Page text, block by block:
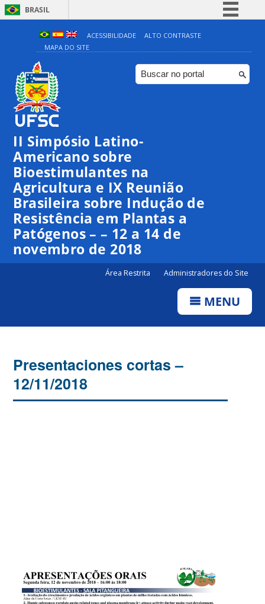
BRASIL
Simplifique!
Comunica BR
Participe
ACESSIBILIDADE
ALTO CONTRASTE
MAPA DO SITE
II Simpósio Latino-
Americano sobre
Bioestimulantes na
Agricultura e IX Reunião
Brasileira sobre Indução de
Resistência em Plantas a
Patógenos – – 12 a 14 de
novembro de 2018
Área Restrita Administradores do Site
MENU
Presentaciones cortas –
12/11/2018